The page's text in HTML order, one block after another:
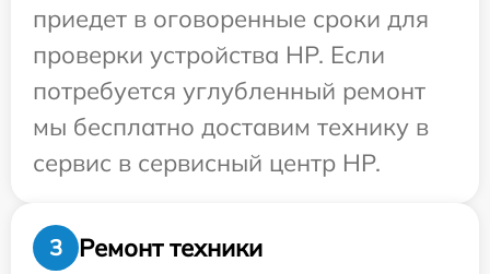
приедет в оговоренные сроки для
проверки устройства HP. Если
потребуется углубленный ремонт
мы бесплатно доставим технику в
сервис в сервисный центр HP.
3
Ремонт техники